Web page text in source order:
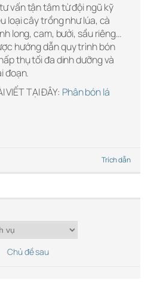
vấn tận tâm từ đội ngũ kỹ
loại cây trồng như lúa, cà
long, cam, bưởi, sầu riêng…
hướng dẫn quy trình bón
thụ tối đa dinh dưỡng và
đoạn.
VIẾT TẠI ĐÂY: Phân bón lá
Trích dẫn
Chủ đề sau